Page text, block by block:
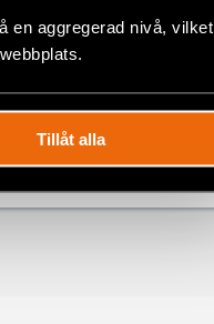
en aggregerad nivå, vilket
Tillåt alla